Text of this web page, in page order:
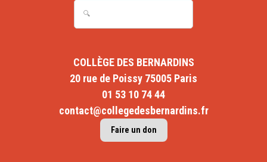
COLLÈGE DES BERNARDINS
20 rue de Poissy 75005 Paris
01 53 10 74 44
contact@collegedesbernardins.fr
Faire un don